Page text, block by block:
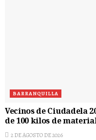
BARRANQUILLA
Vecinos de Ciudadela
de 100 kilos de
2 DE AGOSTO DE 2026